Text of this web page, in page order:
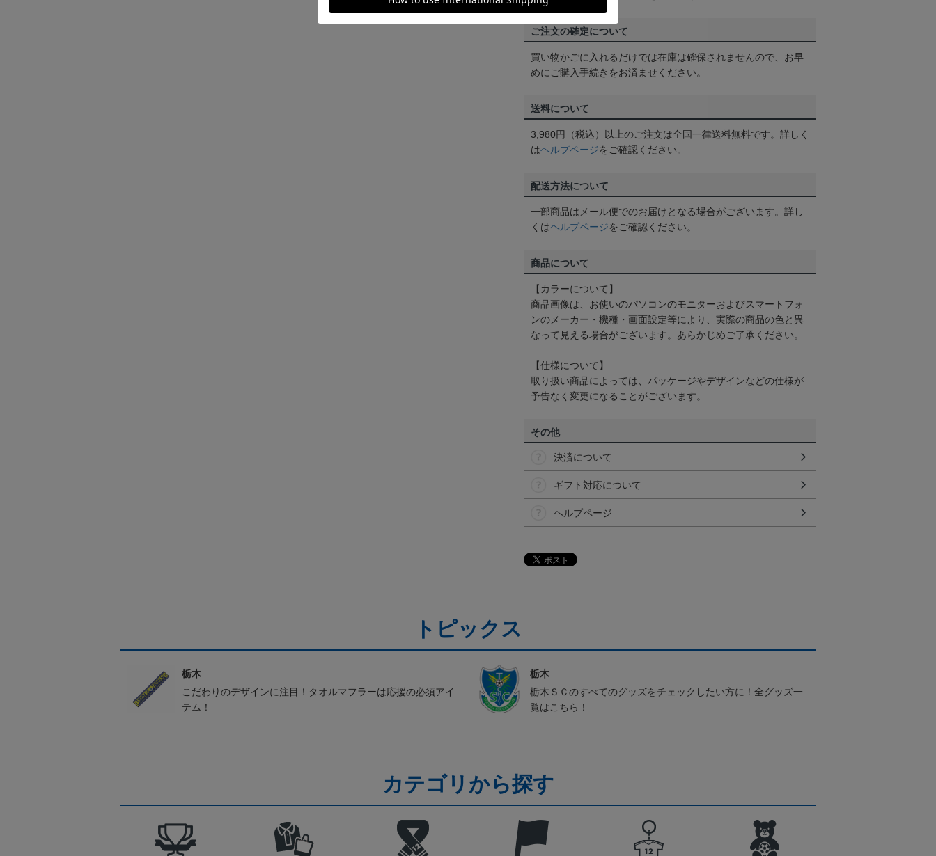
ご注文の確定について
買い物かごに入れるだけでは在庫は確保されませんので、お早
めにご購入手続きをお済ませください。
送料について
3,980円（税込）以上のご注文は全国一律送料無料です。詳しく
はヘルプページをご確認ください。
配送方法について
一部商品はメール便でのお届けとなる場合がございます。詳し
くはヘルプページをご確認ください。
商品について
【カラーについて】
商品画像は、お使いのパソコンのモニターおよびスマートフォ
ンのメーカー・機種・画面設定等により、実際の商品の色と異
なって見える場合がございます。あらかじめご了承ください。
【仕様について】
取り扱い商品によっては、パッケージやデザインなどの仕様が
予告なく変更になることがございます。
その他
決済について
ギフト対応について
ヘルプページ
トピックス
栃木
こだわりのデザインに注目！タオルマフラーは応援の必須アイ
テム！
栃木
栃木ＳＣのすべてのグッズをチェックしたい方に！全グッズ一
覧はこちら！
カテゴリから探す